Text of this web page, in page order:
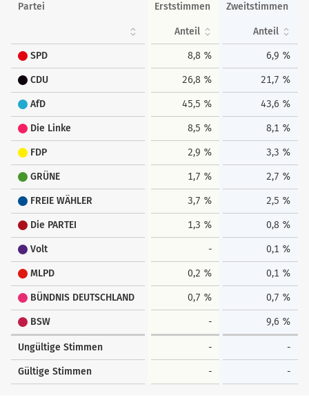
Partei Erststimmen Zweitstimmen
Anteil Anteil
SPD 8,8 % 6,9 %
CDU 26,8 % 21,7 %
AfD 45,5 % 43,6 %
Die Linke 8,5 % 8,1 %
FDP 2,9 % 3,3 %
GRÜNE 1,7 % 2,7 %
FREIE WÄHLER 3,7 % 2,5 %
Die PARTEI 1,3 % 0,8 %
Volt - 0,1 %
MLPD 0,2 % 0,1 %
BÜNDNIS DEUTSCHLAND 0,7 % 0,7 %
BSW - 9,6 %
Ungültige Stimmen - -
Gültige Stimmen - -